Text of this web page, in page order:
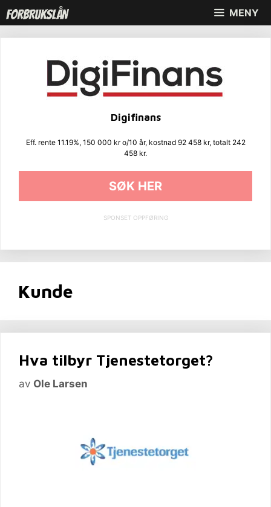
Hopp
til
innhold
MENY
Digifinans
Eff. rente 11.19%, 150 000 kr o/10 år, kostnad 92 458 kr, totalt 242
458 kr.
SØK HER
SPONSET OPPFØRING
Kunde
Hva tilbyr Tjenestetorget?
av Ole Larsen